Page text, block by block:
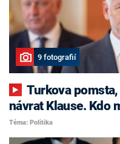
9 fotografií
Turkova pomsta, nekonfliktní Havlíček i
návrat Klause. Kdo
Téma: Politika